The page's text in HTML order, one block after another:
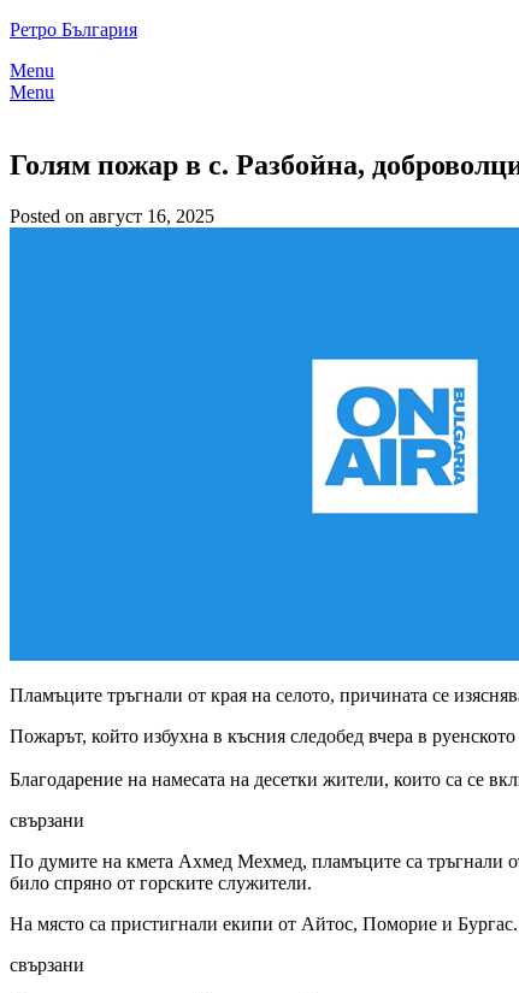
Skip
content
Ретро България
Menu
Menu
Голям пожар в с. Разбойна,
Posted on август 16, 2025
Пламъците тръгнали от края на селото, причината се
Пожарът, който избухна в късния следобед вчера в
Благодарение на намесата на десетки жители, които са се
свързани
По думите на кмета Ахмед Мехмед, пламъците са тръгнали
било спряно от горските служители.
На място са пристигнали екипи от Айтос, Поморие и Бургас.
свързани